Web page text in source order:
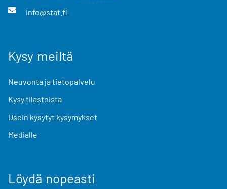
info@stat.fi
Kysy meiltä
Neuvonta ja tietopalvelu
Kysy tilastoista
Usein kysytyt kysymykset
Medialle
Löydä nopeasti